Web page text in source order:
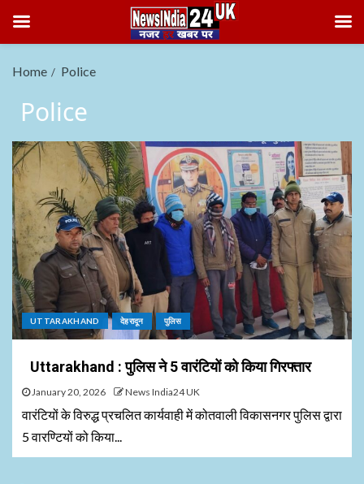
Home Police
Police
UTTARAKHAND देहरादून पुलिस
Uttarakhand : पुलिस ने 5 वारंटियों को किया गिरफ्तार
January 20, 2026 News India24 UK
वारंटियों के विरुद्ध प्रचलित कार्यवाही में कोतवाली विकासनगर पुलिस द्वारा
5 वारण्टियों को किया...